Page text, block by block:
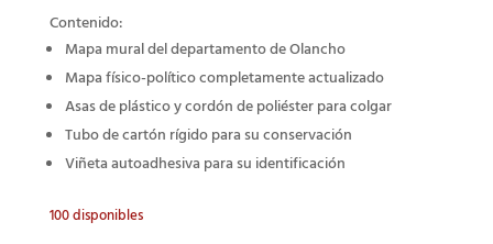
Contenido:
Mapa mural del departamento de Olancho
Mapa físico-político completamente actualizado
Asas de plástico y cordón de poliéster para colgar
Tubo de cartón rígido para su conservación
Viñeta autoadhesiva para su identificación
100 disponibles